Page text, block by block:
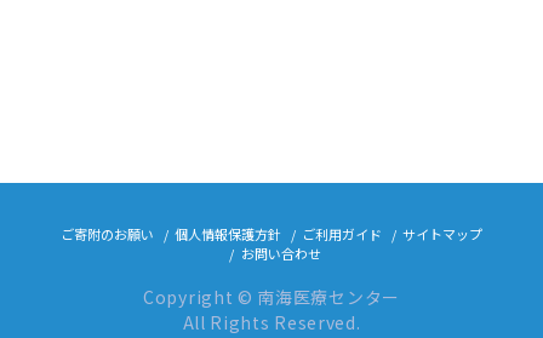
ご寄附のお願い 個人情報保護方針 ご利用ガイド
サイトマップ
お問い合わせ
Copyright © 南海医療センター
All Rights Reserved.